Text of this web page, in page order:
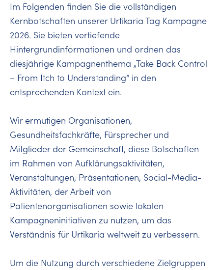
Im Folgenden finden Sie die vollständigen
Kernbotschaften unserer Urtikaria Tag Kampagne
2026. Sie bieten vertiefende
Hintergrundinformationen und ordnen das
diesjährige Kampagnenthema „Take Back Control
– From Itch to Understanding“ in den
entsprechenden Kontext ein.
Wir ermutigen Organisationen,
Gesundheitsfachkräfte, Fürsprecher und
Mitglieder der Gemeinschaft, diese Botschaften
im Rahmen von Aufklärungsaktivitäten,
Veranstaltungen, Präsentationen, Social-Media-
Aktivitäten, der Arbeit von
Patientenorganisationen sowie lokalen
Kampagneninitiativen zu nutzen, um das
Verständnis für Urtikaria weltweit zu verbessern.
Um die Nutzung durch verschiedene Zielgruppen